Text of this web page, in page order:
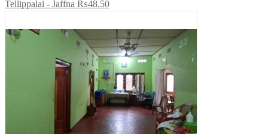
Tellippalai - Jaffna ₨48.50